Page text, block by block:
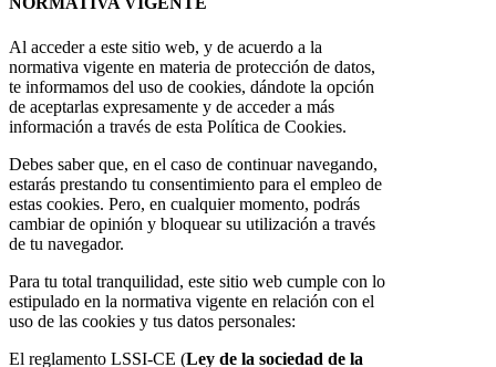
Al acceder a este sitio web, y de acuerdo a la
normativa vigente en materia de protección de datos,
te informamos del uso de cookies, dándote la opción
de aceptarlas expresamente y de acceder a más
información a través de esta Política de Cookies.
Debes saber que, en el caso de continuar navegando,
estarás prestando tu consentimiento para el empleo de
estas cookies. Pero, en cualquier momento, podrás
cambiar de opinión y bloquear su utilización a través
de tu navegador.
Para tu total tranquilidad, este sitio web cumple con lo
estipulado en la normativa vigente en relación con el
uso de las cookies y tus datos personales:
El reglamento LSSI-CE (Ley de la sociedad de la